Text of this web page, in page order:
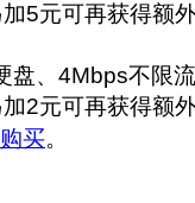
5元可再获得额
盘、4Mbps不限
2元可再获得额
买。